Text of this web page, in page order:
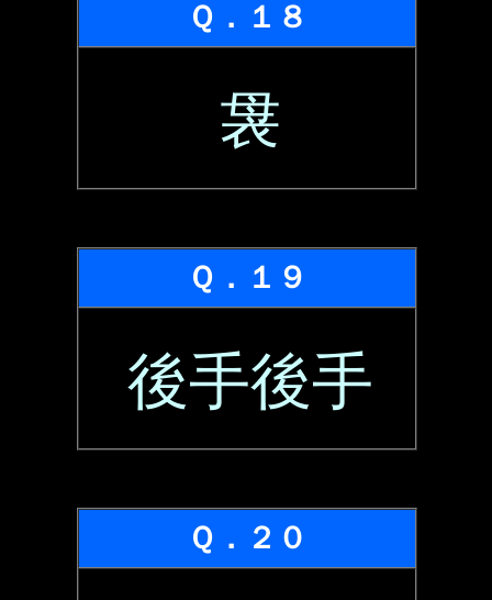
Ｑ．１８
袰
Ｑ．１９
後手後手
Ｑ．２０